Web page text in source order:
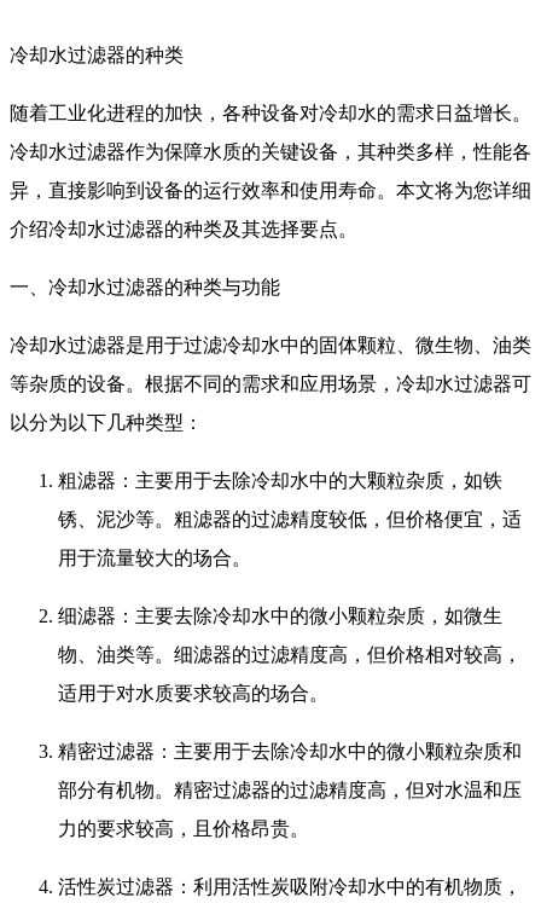
冷却水过滤器的种类
随着工业化进程的加快，各种设备对冷却水的需求日益增长。
冷却水过滤器作为保障水质的关键设备，其种类多样，性能各
异，直接影响到设备的运行效率和使用寿命。本文将为您详细
介绍冷却水过滤器的种类及其选择要点。
一、冷却水过滤器的种类与功能
冷却水过滤器是用于过滤冷却水中的固体颗粒、微生物、油类
等杂质的设备。根据不同的需求和应用场景，冷却水过滤器可
以分为以下几种类型：
粗滤器：主要用于去除冷却水中的大颗粒杂质，如铁
锈、泥沙等。粗滤器的过滤精度较低，但价格便宜，适
用于流量较大的场合。
细滤器：主要去除冷却水中的微小颗粒杂质，如微生
物、油类等。细滤器的过滤精度高，但价格相对较高，
适用于对水质要求较高的场合。
精密过滤器：主要用于去除冷却水中的微小颗粒杂质和
部分有机物。精密过滤器的过滤精度高，但对水温和压
力的要求较高，且价格昂贵。
活性炭过滤器：利用活性炭吸附冷却水中的有机物质，